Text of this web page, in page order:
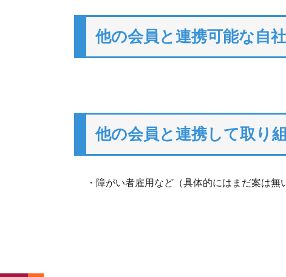
他の会員と連携可能な自
他の会員と連携して取り
・障がい者雇用など（具体的にはまだ案は無